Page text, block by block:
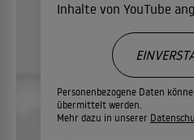
Inhalte von YouTube
Personenbezogene Daten
übermittelt werden.
Mehr dazu in unserer